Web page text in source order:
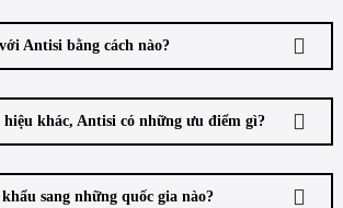
Antisi bằng cách nào?
hiệu khác, Antisi có những ưu điểm gì?
sang những quốc gia nào?